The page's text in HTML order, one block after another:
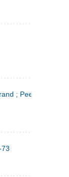
; Peer Gynt. 2